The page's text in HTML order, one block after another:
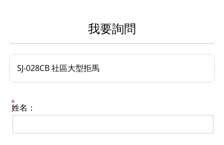
我要詢問
SJ-028CB 社區大型拒馬
姓名：